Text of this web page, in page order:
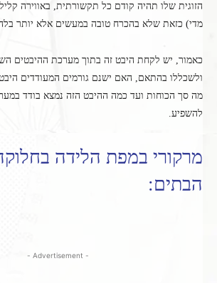
הזוגית שלו תהיה קודם כל תקשורתית, באווירה
מדי) כזאת שלא בהכרח טובה במעשים אלא יותר
כאמור, יש לקחת היבט זה בתוך מערכת ההיבטים
ולשכללו בהתאם, האם ישנם גורמים המעודדים היבט
מה סך הכוחות ועד כמה ההיבט הזה נמצא בודד
להשפיע.
הבתים:
- Advertisement -